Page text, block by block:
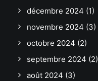
décembre 2024 (1)
novembre 2024 (3)
octobre 2024 (2)
septembre 2024 (2)
août 2024 (3)